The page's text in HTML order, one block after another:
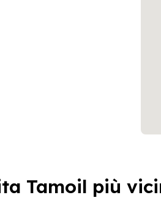
Tamoil più